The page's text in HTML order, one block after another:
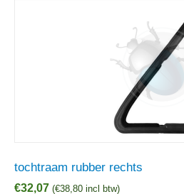
tochtraam rubber rechts
€32,07 (€38,80 incl btw)